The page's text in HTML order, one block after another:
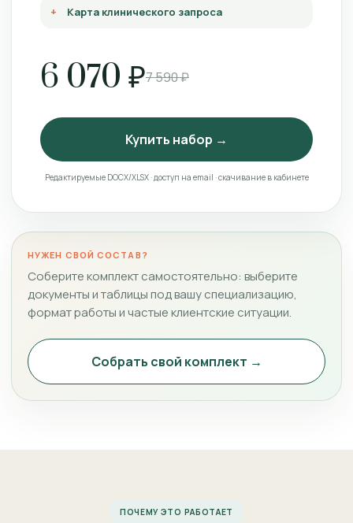
Карта клинического запроса
6 070 ₽7 590 ₽
Купить набор →
Редактируемые DOCX/XLSX · доступ на email · скачивание в кабинете
НУЖЕН СВОЙ СОСТАВ?
Соберите комплект самостоятельно: выберите
документы и таблицы под вашу специализацию,
формат работы и частые клиентские ситуации.
Собрать свой комплект →
ПОЧЕМУ ЭТО РАБОТАЕТ